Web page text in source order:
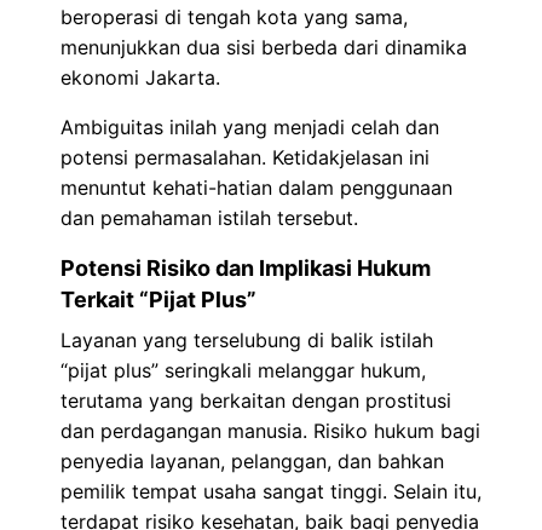
beroperasi di tengah kota yang sama,
menunjukkan dua sisi berbeda dari dinamika
ekonomi Jakarta.
Ambiguitas inilah yang menjadi celah dan
potensi permasalahan. Ketidakjelasan ini
menuntut kehati-hatian dalam penggunaan
dan pemahaman istilah tersebut.
Potensi Risiko dan Implikasi Hukum
Terkait “Pijat Plus”
Layanan yang terselubung di balik istilah
“pijat plus” seringkali melanggar hukum,
terutama yang berkaitan dengan prostitusi
dan perdagangan manusia. Risiko hukum bagi
penyedia layanan, pelanggan, dan bahkan
pemilik tempat usaha sangat tinggi. Selain itu,
terdapat risiko kesehatan, baik bagi penyedia